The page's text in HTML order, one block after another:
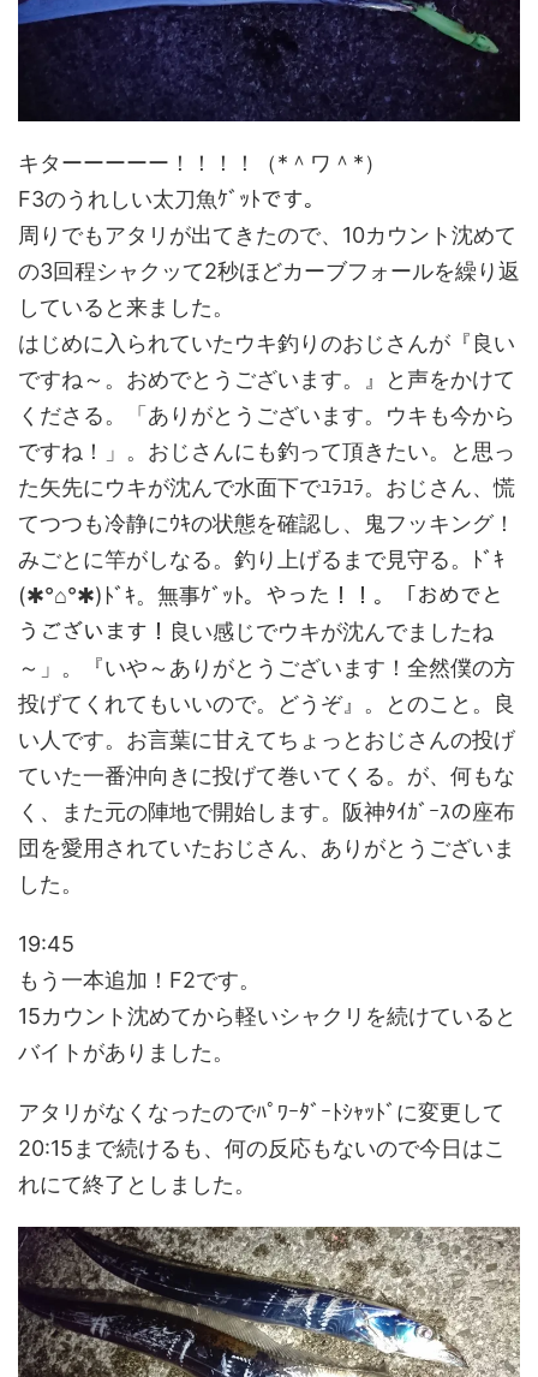
キターーーーー！！！！（*＾ワ＾*）
F3のうれしい太刀魚ｹﾞｯﾄです。
周りでもアタリが出てきたので、10カウント沈めて
の3回程シャクッて2秒ほどカーブフォールを繰り返
していると来ました。
はじめに入られていたウキ釣りのおじさんが『良い
ですね～。おめでとうございます。』と声をかけて
くださる。「ありがとうございます。ウキも今から
ですね！」。おじさんにも釣って頂きたい。と思っ
た矢先にウキが沈んで水面下でﾕﾗﾕﾗ。おじさん、慌
てつつも冷静にｳｷの状態を確認し、鬼フッキング！
みごとに竿がしなる。釣り上げるまで見守る。ﾄﾞｷ
(✱°⌂°✱)ﾄﾞｷ。無事ｹﾞｯﾄ。やった！！。「おめでと
うございます！良い感じでウキが沈んでましたね
～」。『いや～ありがとうございます！全然僕の方
投げてくれてもいいので。どうぞ』。とのこと。良
い人です。お言葉に甘えてちょっとおじさんの投げ
ていた一番沖向きに投げて巻いてくる。が、何もな
く、また元の陣地で開始します。阪神ﾀｲｶﾞｰｽの座布
団を愛用されていたおじさん、ありがとうございま
した。
19:45
もう一本追加！F2です。
15カウント沈めてから軽いシャクリを続けていると
バイトがありました。
アタリがなくなったのでﾊﾟﾜｰﾀﾞｰﾄｼｬｯﾄﾞに変更して
20:15まで続けるも、何の反応もないので今日はこ
れにて終了としました。